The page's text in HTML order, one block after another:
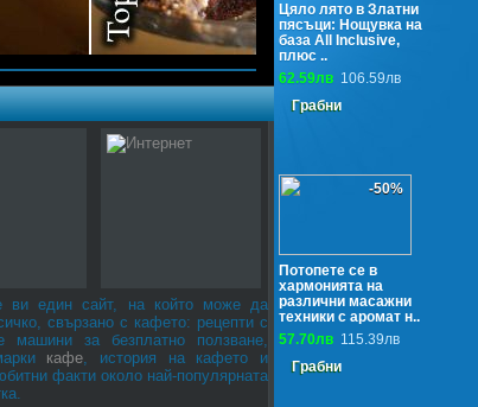
Цяло лято в Златни
пясъци: Нощувка на
база All Inclusive,
плюс ..
62.59лв 106.59лв
Грабни
-50%
Потопете се в
хармонията на
различни масажни
техники с аромат н..
57.70лв 115.39лв
Грабни
ви един сайт, на който може да
свързано с кафето: рецепти с
машини за безплатно ползване,
кафе, история на кафето и
факти около най-популярната